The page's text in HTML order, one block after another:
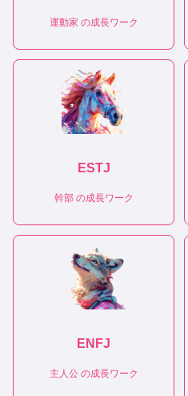
運動家 の成長ワーク
ESTJ
幹部の成長ワーク
ENFJ
主人公の成長ワーク